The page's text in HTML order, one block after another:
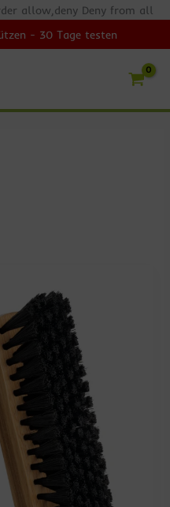
allow,deny Deny from all
- 30 Tage testen